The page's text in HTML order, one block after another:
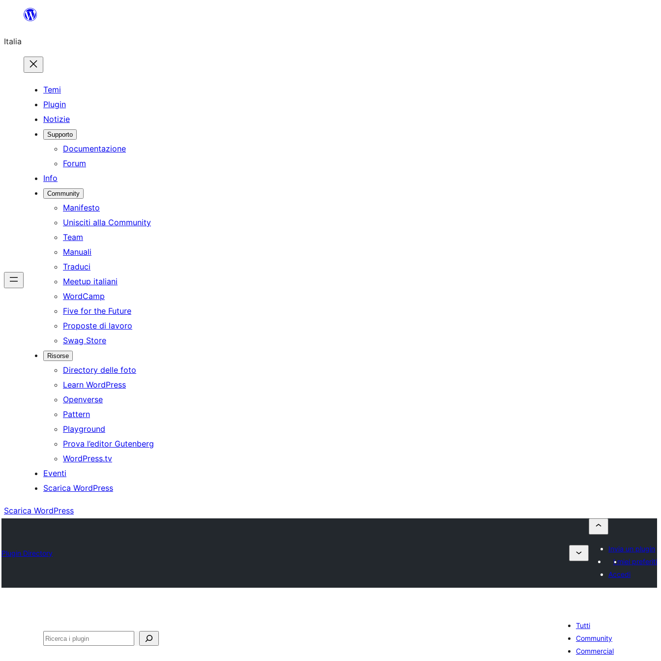
contenuto
Italia
Temi
Plugin
Notizie
Supporto
Documentazione
Forum
Info
Community
Manifesto
Unisciti alla Community
Team
Manuali
Traduci
Meetup italiani
WordCamp
Five for the Future
Proposte di lavoro
Swag Store
Risorse
Directory delle foto
Learn WordPress
Openverse
Pattern
Playground
Prova l’editor Gutenberg
WordPress.tv
Eventi
Scarica WordPress
Scarica WordPress
Plugin Directory
Invia un plugin
I miei preferiti
Accedi
Cerca
Tutti
Community
Commercial